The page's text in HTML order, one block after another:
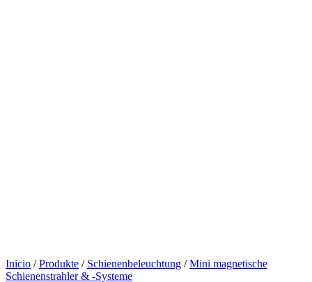
Inicio / Produkte / Schienenbeleuchtung / Mini magnetische
Schienenstrahler & -Systeme